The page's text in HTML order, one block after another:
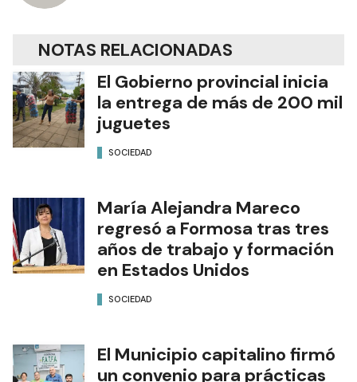
NOTAS RELACIONADAS
El Gobierno provincial inicia
la entrega de más de 200 mil
juguetes
SOCIEDAD
María Alejandra Mareco
regresó a Formosa tras tres
años de trabajo y formación
en Estados Unidos
SOCIEDAD
El Municipio capitalino firmó
un convenio para prácticas